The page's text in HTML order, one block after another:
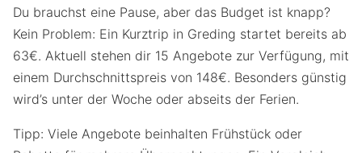
Du brauchst eine Pause, aber das Budget ist knapp?
Kein Problem: Ein Kurztrip in Greding startet bereits ab
63€. Aktuell stehen dir 15 Angebote zur Verfügung, mit
einem Durchschnittspreis von 148€. Besonders günstig
wird’s unter der Woche oder abseits der Ferien.
Tipp: Viele Angebote beinhalten Frühstück oder